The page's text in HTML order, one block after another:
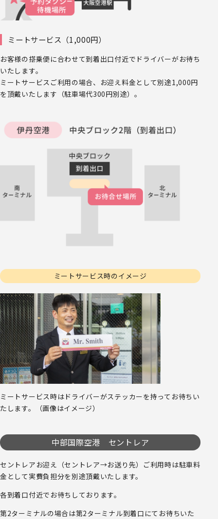
ミートサービス（1,000円）
お客様の搭乗便に合わせて到着出口付近でドライバーがお待ち
いたします。
ミートサービスご利用の場合、お迎え料金として別途1,000円
を頂戴いたします（駐車場代300円別途）。
ミートサービス時のイメージ
ミートサービス時はドライバーがステッカーを持ってお待ちい
たします。（画像はイメージ）
中部国際空港 セントレア
セントレアお迎え（セントレア→お送り先）ご利用時は駐車料
金として実費負担分を別途頂戴いたします。
各到着口付近でお待ちしております。
第2ターミナルの場合は第2ターミナル到着口にてお待ちいた